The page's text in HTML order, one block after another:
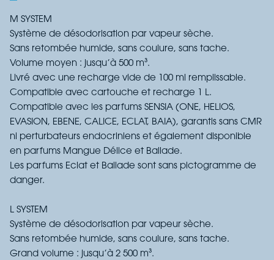
M SYSTEM
Système de désodorisation par vapeur sèche.
Sans retombée humide, sans coulure, sans tache.
Volume moyen : jusqu’à 500 m³.
Livré avec une recharge vide de 100 ml remplissable.
Compatible avec cartouche et recharge 1 L.
Compatible avec les parfums SENSIA (ONE, HELIOS,
EVASION, EBENE, CALICE, ECLAT, BAIA), garantis sans CMR
ni perturbateurs endocriniens et également disponible
en parfums Mangue Délice et Ballade.
Les parfums Eclat et Ballade sont sans pictogramme de
danger.
L SYSTEM
Système de désodorisation par vapeur sèche.
Sans retombée humide, sans coulure, sans tache.
Grand volume : jusqu’à 2 500 m³.